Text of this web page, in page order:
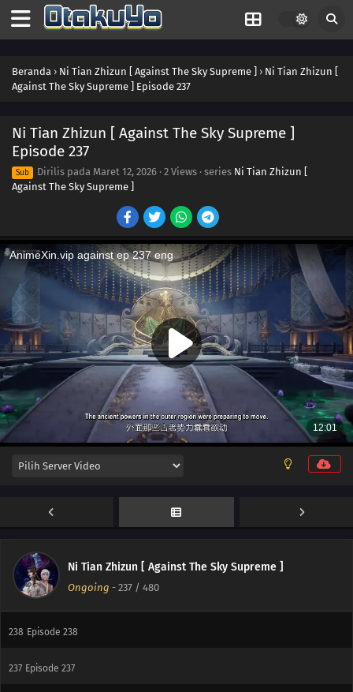
Beranda › Ni Tian Zhizun [ Against The Sky Supreme ] › Ni Tian Zhizun [
Against The Sky Supreme ] Episode 237
Ni Tian Zhizun [ Against The Sky Supreme ]
Episode 237
Sub Dirilis pada Maret 12, 2026 · 2 Views · series Ni Tian Zhizun [
Against The Sky Supreme ]
Ni Tian Zhizun [ Against The Sky Supreme ]
Ongoing - 237 / 480
255 Episode 255
253 Episode 253
251 Episode 251
250
Episode 248
246 Episode 246
245 Episode 245
244 Episode 244
243 Episode 243
240 Episode 240
239 Episode 239
238 Episode 238
237 Episode 237